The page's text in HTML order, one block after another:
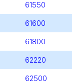
61550
61600
61800
62220
62500